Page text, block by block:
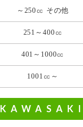
～250㏄ その他
251～400㏄
401～1000㏄
1001㏄～
KAWASAKI